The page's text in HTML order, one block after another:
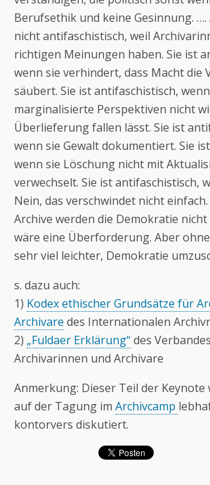
Berufsethik und keine Gesinnung.
nicht antifaschistisch, weil
richtigen Meinungen haben. Sie ist
wenn sie verhindert, dass Macht die
säubert. Sie ist antifaschistisch,
marginalisierte Perspektiven nicht
Überlieferung fallen lässt. Sie ist
wenn sie Gewalt dokumentiert. Sie
wenn sie Löschung nicht mit
verwechselt. Sie ist antifaschistisch,
Nein, das verschwindet nicht einfach.
Archive werden die Demokratie
wäre eine Überforderung. Aber
sehr viel leichter, Demokratie
s. dazu auch:
1) Kodex ethischer Grundsätze für
Archivare des Internationalen
2) „Fuldaer Erklärung“des
Archivarinnen und Archivare
Anmerkung: Dieser Teil der Keynote
auf der Tagung im Archivcamp
kontorvers diskutiert.